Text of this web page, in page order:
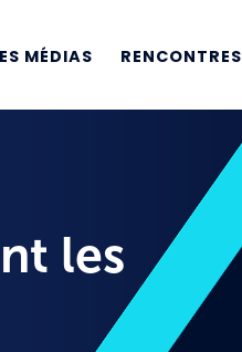
MÉDIAS RENCONTRES
les